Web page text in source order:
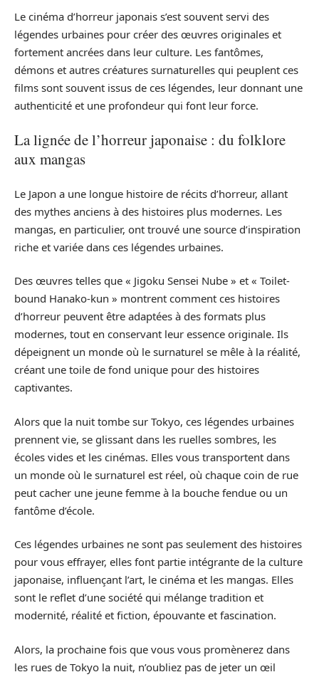
Le cinéma d’horreur japonais s’est souvent servi des
légendes urbaines pour créer des œuvres originales et
fortement ancrées dans leur culture. Les fantômes,
démons et autres créatures surnaturelles qui peuplent ces
films sont souvent issus de ces légendes, leur donnant une
authenticité et une profondeur qui font leur force.
La lignée de l’horreur japonaise : du folklore
aux mangas
Le Japon a une longue histoire de récits d’horreur, allant
des mythes anciens à des histoires plus modernes. Les
mangas, en particulier, ont trouvé une source d’inspiration
riche et variée dans ces légendes urbaines.
Des œuvres telles que « Jigoku Sensei Nube » et « Toilet-
bound Hanako-kun » montrent comment ces histoires
d’horreur peuvent être adaptées à des formats plus
modernes, tout en conservant leur essence originale. Ils
dépeignent un monde où le surnaturel se mêle à la réalité,
créant une toile de fond unique pour des histoires
captivantes.
Alors que la nuit tombe sur Tokyo, ces légendes urbaines
prennent vie, se glissant dans les ruelles sombres, les
écoles vides et les cinémas. Elles vous transportent dans
un monde où le surnaturel est réel, où chaque coin de rue
peut cacher une jeune femme à la bouche fendue ou un
fantôme d’école.
Ces légendes urbaines ne sont pas seulement des histoires
pour vous effrayer, elles font partie intégrante de la culture
japonaise, influençant l’art, le cinéma et les mangas. Elles
sont le reflet d’une société qui mélange tradition et
modernité, réalité et fiction, épouvante et fascination.
Alors, la prochaine fois que vous vous promènerez dans
les rues de Tokyo la nuit, n’oubliez pas de jeter un œil